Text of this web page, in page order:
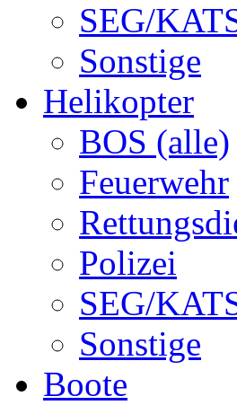
SEG/
Sonstige
Helikopter
BOS (alle)
Feuerwehr
Polizei
SEG/
Sonstige
Boote